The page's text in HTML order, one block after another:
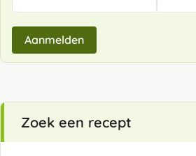
Aanmelden
Zoek een recept